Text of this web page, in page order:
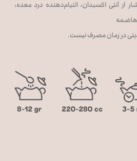
از آنتی اکسیدان، التیام‌دهنده درد معده،
در زمان مصرف نیست.